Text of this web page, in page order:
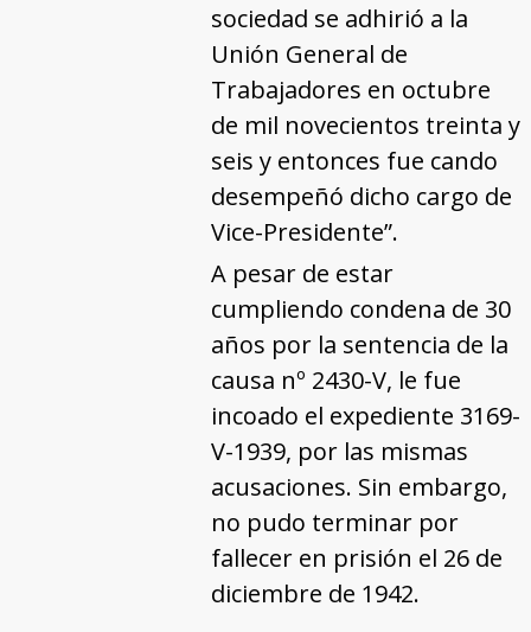
sociedad se adhirió a la
Unión General de
Trabajadores en octubre
de mil novecientos treinta y
seis y entonces fue cando
desempeñó dicho cargo de
Vice-Presidente”.
A pesar de estar
cumpliendo condena de 30
años por la sentencia de la
causa nº 2430-V, le fue
incoado el expediente 3169-
V-1939, por las mismas
acusaciones. Sin embargo,
no pudo terminar por
fallecer en prisión el 26 de
diciembre de 1942.